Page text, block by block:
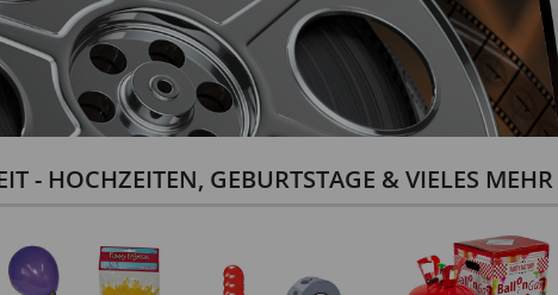
- HOCHZEITEN, GEBURTSTAGE & VIELES MEHR